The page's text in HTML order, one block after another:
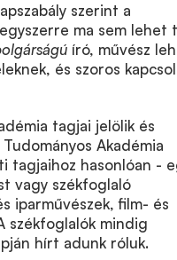
szerint a
ma sem lehet
író, művész
és szoros
tagjai jelölik és
Akadémia
tagjaihoz hasonlóan -
vagy székfoglaló
iparművészek, film- és
székfoglalók mindig
hírt adunk róluk.